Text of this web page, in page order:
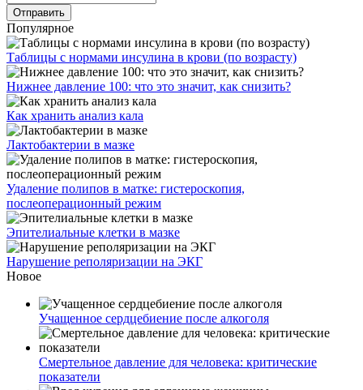
Популярное
Таблицы с нормами инсулина в крови (по возрасту)
Нижнее давление 100: что это значит, как снизить?
Как хранить анализ кала
Лактобактерии в мазке
Удаление полипов в матке: гистероскопия,
послеоперационный режим
Эпителиальные клетки в мазке
Нарушение реполяризации на ЭКГ
Новое
Учащенное сердцебиение после алкоголя
Смертельное давление для человека: критические
показатели